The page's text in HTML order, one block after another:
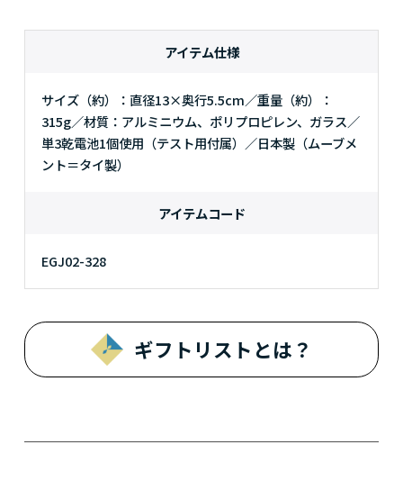
アイテム仕様
サイズ（約）：直径13×奥行5.5cm／重量（約）：
315g／材質：アルミニウム、ポリプロピレン、ガラス／
単3乾電池1個使用（テスト用付属）／日本製（ムーブメ
ント＝タイ製）
アイテムコード
EGJ02-328
ギフトリストとは？